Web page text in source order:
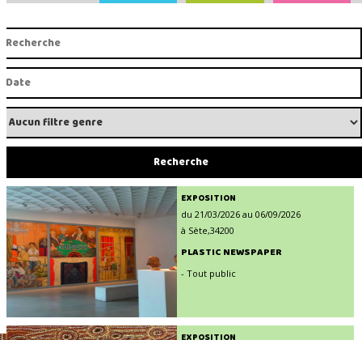
EXPOSITION
du 21/03/2026 au 06/09/2026
à Sète,34200
PLASTIC NEWSPAPER
- Tout public